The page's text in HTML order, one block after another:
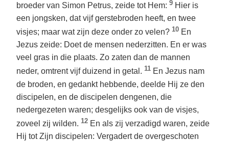
broeder van Simon Petrus, zeide tot Hem: 9 Hier is
een jongsken, dat vijf gerstebroden heeft, en twee
visjes; maar wat zijn deze onder zo velen? 10 En
Jezus zeide: Doet de mensen nederzitten. En er was
veel gras in die plaats. Zo zaten dan de mannen
neder, omtrent vijf duizend in getal. 11 En Jezus nam
de broden, en gedankt hebbende, deelde Hij ze den
discipelen, en de discipelen dengenen, die
nedergezeten waren; desgelijks ook van de visjes,
zoveel zij wilden. 12 En als zij verzadigd waren, zeide
Hij tot Zijn discipelen: Vergadert de overgeschoten